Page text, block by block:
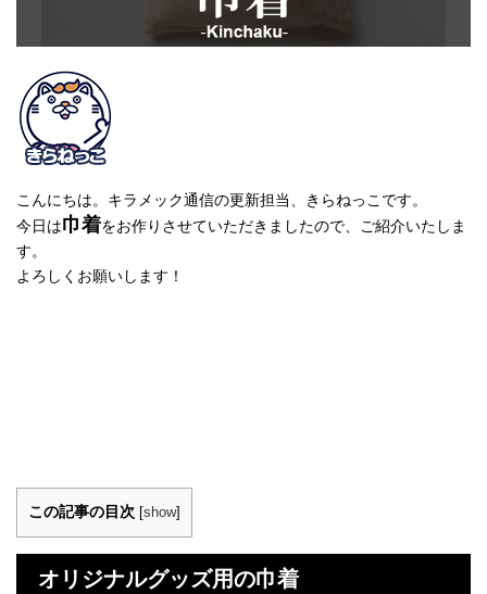
こんにちは。キラメック通信の更新担当、きらねっこです。
今日は巾着をお作りさせていただきましたので、ご紹介いたしま
す。
よろしくお願いします！
この記事の目次 show]
オリジナルグッズ用の巾着